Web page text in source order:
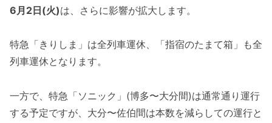
6月2日(火)は、さらに影響が拡大します。
特急「きりしま」は全列車運休、「指宿のたまて箱」も全
列車運休となります。
一方で、特急「ソニック」(博多〜大分間)は通常通り運行
する予定ですが、大分〜佐伯間は本数を減らしての運行と